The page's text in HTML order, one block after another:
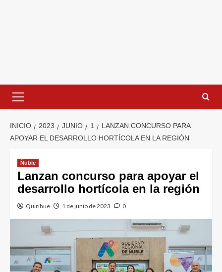
INICIO 2023 JUNIO 1
LANZAN CONCURSO PARA
APOYAR EL DESARROLLO HORTÍCOLA EN LA REGIÓN
Ñuble
Lanzan concurso para apoyar el
desarrollo hortícola en la región
Quirihue 1 de junio de 2023 0